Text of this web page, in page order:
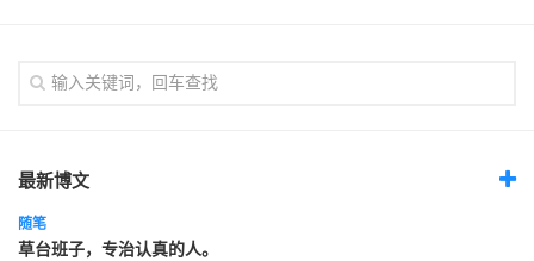
最新博文
随笔
草台班子，专治认真的人。